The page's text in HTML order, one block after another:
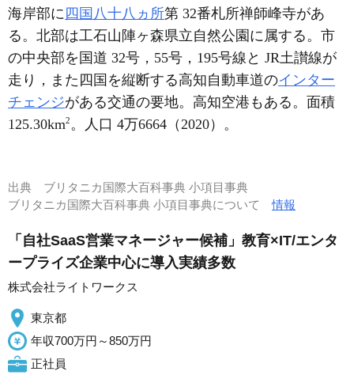
海岸部に 四国八十八ヵ所第 32番札所禅師峰寺があ
る。北部は工石山陣ヶ森県立自然公園に属する。市
の中央部を国道 32号，55号，195号線と JR土讃線が
走り，また四国を縦断する高知自動車道のインター
チェンジがある交通の要地。高知空港もある。面積
125.30km2。人口 4万6664（2020）。
出典 ブリタニカ国際大百科事典 小項目事典
ブリタニカ国際大百科事典 小項目事典について情報
「自社SaaS営業マネージャー候補」教育×IT/エンタ
ープライズ企業中心に導入実績多数
株式会社ライトワークス
東京都
年収700万円～850万円
正社員